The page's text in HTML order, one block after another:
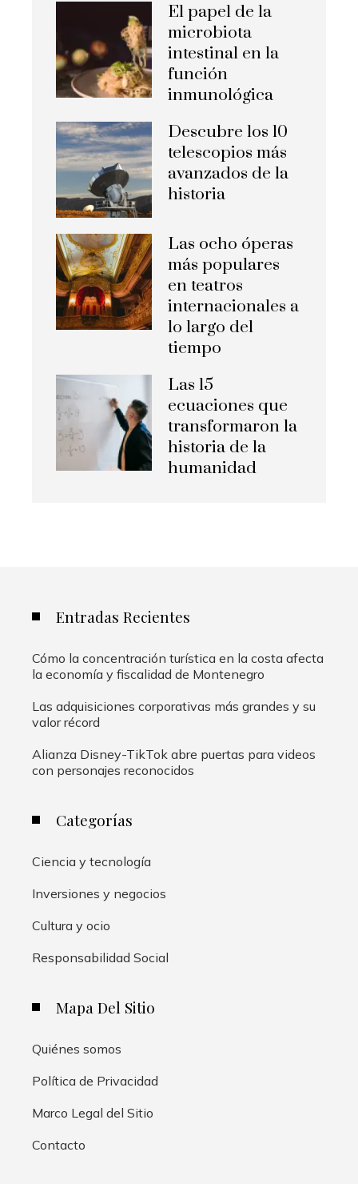
El papel de la
microbiota
intestinal en la
función
inmunológica
Descubre los 10
telescopios más
avanzados de la
historia
Las ocho óperas
más populares
en teatros
internacionales a
lo largo del
tiempo
Las 15
ecuaciones que
transformaron la
historia de la
humanidad
Entradas Recientes
Cómo la concentración turística en la costa afecta
la economía y fiscalidad de Montenegro
Las adquisiciones corporativas más grandes y su
valor récord
Alianza Disney-TikTok abre puertas para videos
con personajes reconocidos
Categorías
Ciencia y tecnología
Inversiones y negocios
Cultura y ocio
Responsabilidad Social
Mapa Del Sitio
Quiénes somos
Política de Privacidad
Marco Legal del Sitio
Contacto